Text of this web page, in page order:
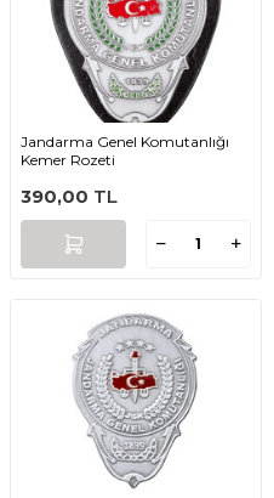
Jandarma Genel Komutanlığı
Kemer Rozeti
390,00 TL